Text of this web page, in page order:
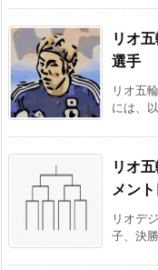
リオ
選手
リオ五
には、
リオ
メン
リオデ
子、決